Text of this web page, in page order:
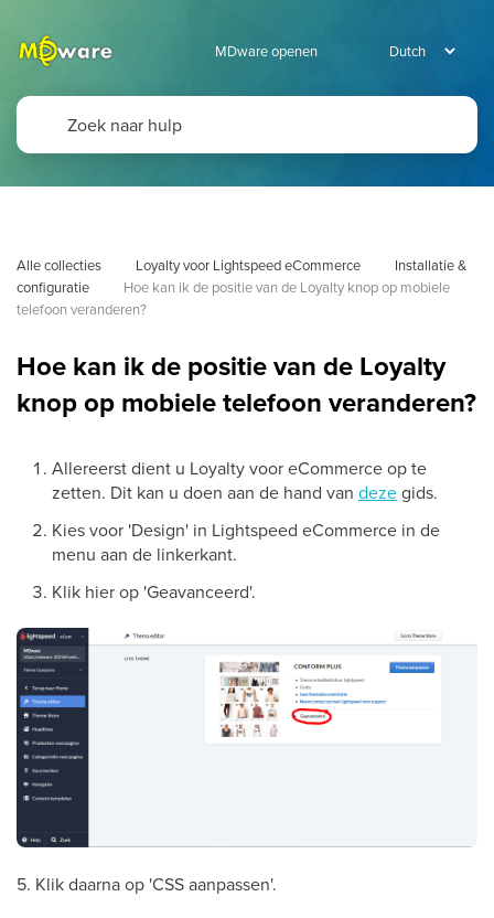
MDware openen
Alle collecties Loyalty voor Lightspeed eCommerce
Installatie &
configuratie
Hoe kan ik de positie van de Loyalty knop op mobiele
telefoon veranderen?
Hoe kan ik de positie van de Loyalty
knop op mobiele telefoon veranderen?
Allereerst dient u Loyalty voor eCommerce op te
zetten. Dit kan u doen aan de hand van dezegids.
Kies voor 'Design' in Lightspeed eCommerce in de
menu aan de linkerkant.
Klik hier op 'Geavanceerd'.
5. Klik daarna op 'CSS aanpassen'.